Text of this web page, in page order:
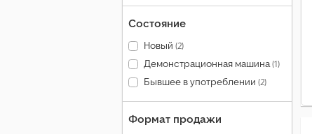
Состояние
Новый (2)
Демонстрационная машина(1)
Бывшее в употреблении (2)
Формат продажи